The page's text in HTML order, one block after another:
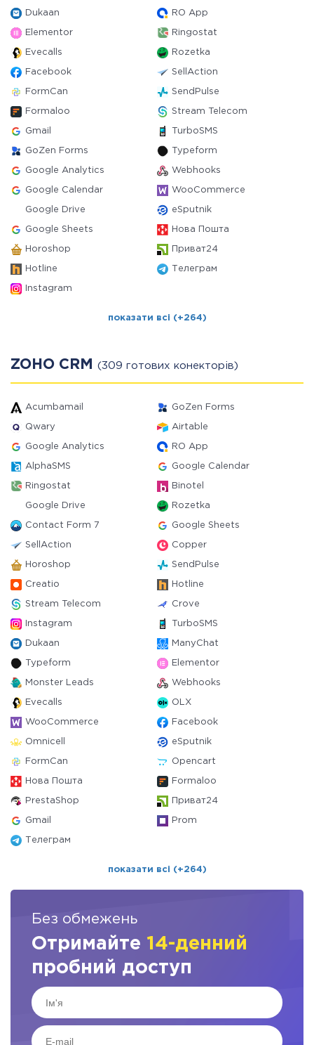
Dukaan RO App
Elementor Ringostat
Evecalls Rozetka
Facebook SellAction
FormCan SendPulse
Formaloo Stream Telecom
Gmail TurboSMS
GoZen Forms Typeform
Google Analytics Webhooks
Google Calendar WooCommerce
Google Drive eSputnik
Google Sheets Нова Пошта
Horoshop Приват24
Hotline Телеграм
Instagram
показати всі (+264)
ZOHO CRM (309 готових конекторів)
Acumbamail GoZen Forms
Qwary Airtable
Google Analytics RO App
AlphaSMS Google Calendar
Ringostat Binotel
Google Drive Rozetka
Contact Form 7 Google Sheets
SellAction Copper
Horoshop SendPulse
Creatio Hotline
Stream Telecom Crove
Instagram TurboSMS
Dukaan ManyChat
Typeform Elementor
Monster Leads Webhooks
Evecalls OLX
WooCommerce Facebook
Omnicell eSputnik
FormCan Opencart
Нова Пошта Formaloo
PrestaShop Приват24
Gmail Prom
Телеграм
показати всі (+264)
Без обмежень
Отримайте 14-денний
пробний доступ